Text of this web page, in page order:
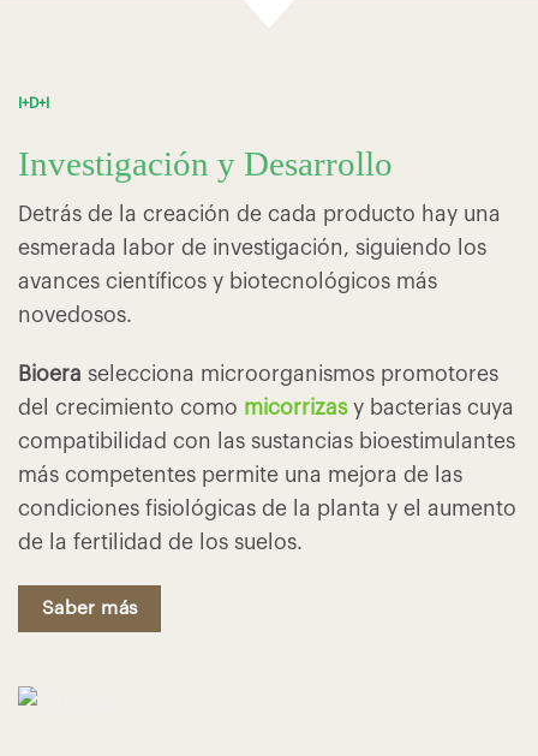
I+D+I
Investigación y Desarrollo
Detrás de la creación de cada producto hay una
esmerada labor de investigación, siguiendo los
avances científicos y biotecnológicos más
novedosos.
Bioera selecciona microorganismos promotores
del crecimiento como micorrizas y bacterias cuya
compatibilidad con las sustancias bioestimulantes
más competentes permite una mejora de las
condiciones fisiológicas de la planta y el aumento
de la fertilidad de los suelos.
Saber más